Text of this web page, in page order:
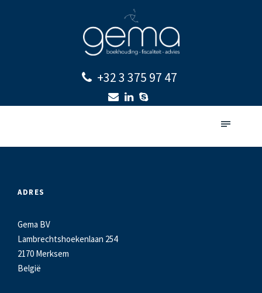
+32 3 375 97 47
ADRES
Gema BV
Lambrechtshoekenlaan 254
2170 Merksem
België